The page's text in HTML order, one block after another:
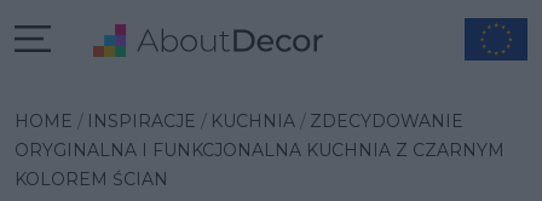
HOME INSPIRACJE KUCHNIA
ZDECYDOWANIE
ORYGINALNA I FUNKCJONALNA KUCHNIA Z CZARNYM
KOLOREM ŚCIAN